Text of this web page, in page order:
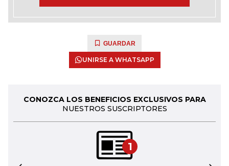
GUARDAR
UNIRSE A WHATSAPP
CONOZCA LOS BENEFICIOS EXCLUSIVOS PARA
NUESTROS SUSCRIPTORES
1